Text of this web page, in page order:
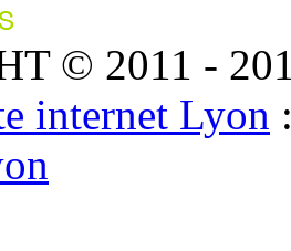
© 2011 -
internet Lyon